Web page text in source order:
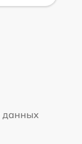
данных